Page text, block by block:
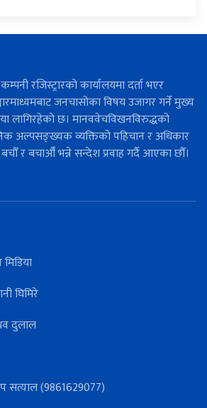
रजिस्ट्रारको कार्यालयमा दर्ता भएर
जनचासोका विषय उजागर गर्ने मुख्य
लागिरहेको छ। मानववेचविखनविरुद्धको
अल्पसङ्ख्यक व्यक्तिको पहिचान र अधिकार
बचौँ र बचाऔँ भन्ने सन्देश प्रवाह गर्दै आएका छौँ।
घिमिरे
दुलाल
सत्याल (9861629077)